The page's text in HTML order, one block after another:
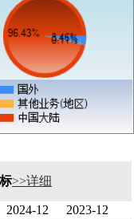
>>详细
2024-12
2023-12